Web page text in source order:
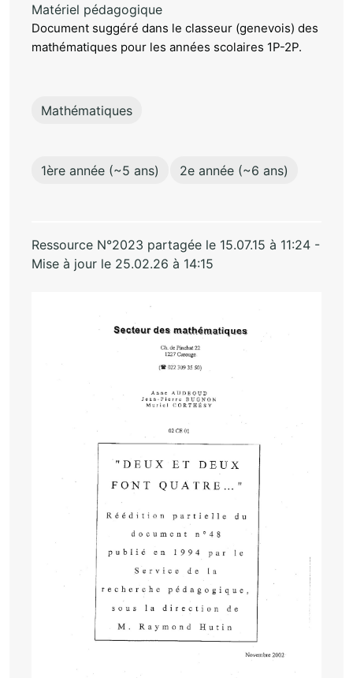
Matériel pédagogique
Document suggéré dans le classeur (genevois) des
mathématiques pour les années scolaires 1P-2P.
Mathématiques
1ère année (~5 ans) 2e année (~6 ans)
Ressource N°2023 partagée le 15.07.15 à 11:24 -
Mise à jour le 25.02.26 à 14:15